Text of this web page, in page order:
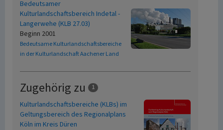
Bedeutsamer
Kulturlandschaftsbereich Indetal -
Langerwehe (KLB 27.03)
Beginn 2001
Bedeutsame Kulturlandschaftsbereiche
in der Kulturlandschaft Aachener Land
Zugehörig zu 1
Kulturlandschaftsbereiche (KLBs) im
Geltungsbereich des Regionalplans
Köln im Kreis Düren